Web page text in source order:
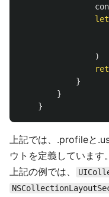
let
)
}
}
}
上記では、.profileと
ウトを定義しています。
上記の例では、